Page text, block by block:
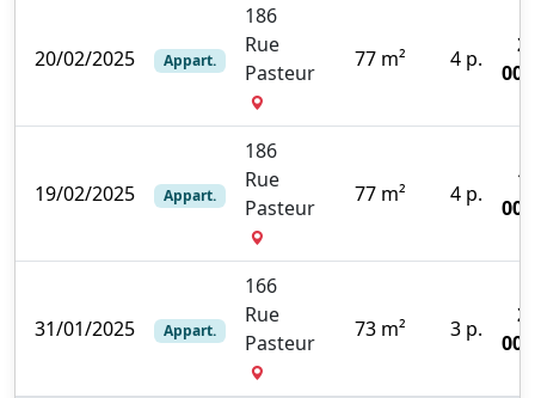
20/02/2025 Appart.
186
Rue
Pasteur
77 m² 4 p.
19/02/2025 Appart.
186
Rue
Pasteur
77 m² 4 p.
31/01/2025 Appart.
166
Rue
Pasteur
73 m² 3 p.